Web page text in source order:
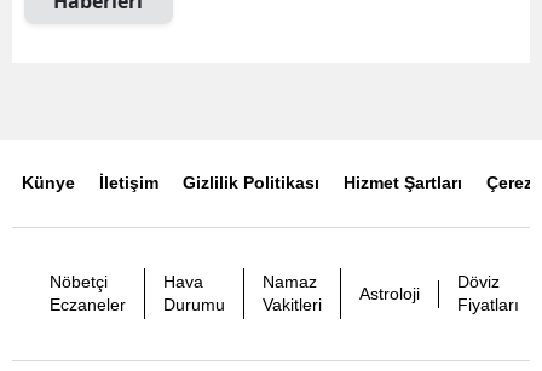
Künye İletişim Gizlilik Politikası Hizmet Şartları Çerez
Nöbetçi
Eczaneler
Hava
Durumu
Namaz
Vakitleri
Astroloji
Döviz
Fiyatları